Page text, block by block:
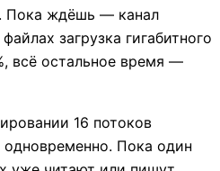
Пока ждёшь — канал
загрузка гигабитного
всё остальное время —
16 потоков
одновременно. Пока один